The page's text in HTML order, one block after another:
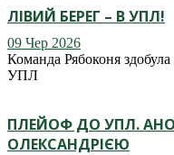
ЛІВИЙ БЕРЕГ – В УПЛ!
09 Чер 2026
Команда Рябоконя
УПЛ
ПЛЕЙОФ ДО УПЛ.
ОЛЕКСАНДРІЄЮ